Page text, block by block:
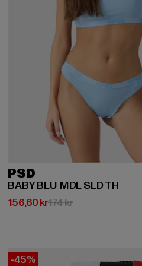
PSD
BABY BLU MDL SLD TH
156,60 kr
Nuvarande pris: 156,60 kr
174 krKampanjpris: 174
-45%